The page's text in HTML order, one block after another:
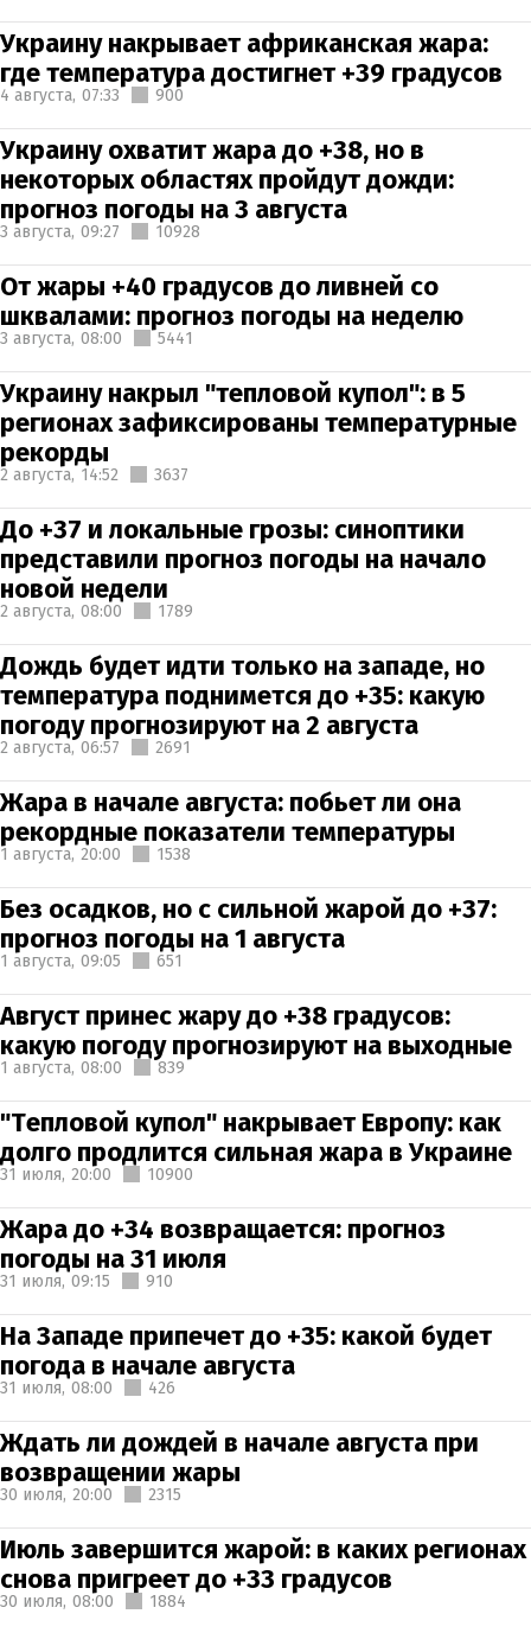
Украину накрывает африканская жара:
где температура достигнет +39 градусов
4 августа, 07:33 900
Украину охватит жара до +38, но в
некоторых областях пройдут дожди:
прогноз погоды на 3 августа
3 августа, 09:27 10928
От жары +40 градусов до ливней со
шквалами: прогноз погоды на неделю
3 августа, 08:00 5441
Украину накрыл "тепловой купол": в 5
регионах зафиксированы температурные
рекорды
2 августа, 14:52 3637
До +37 и локальные грозы: синоптики
представили прогноз погоды на начало
новой недели
2 августа, 08:00 1789
Дождь будет идти только на западе, но
температура поднимется до +35: какую
погоду прогнозируют на 2 августа
2 августа, 06:57 2691
Жара в начале августа: побьет ли она
рекордные показатели температуры
1 августа, 20:00 1538
Без осадков, но с сильной жарой до +37:
прогноз погоды на 1 августа
1 августа, 09:05 651
Август принес жару до +38 градусов:
какую погоду прогнозируют на выходные
1 августа, 08:00 839
"Тепловой купол" накрывает Европу: как
долго продлится сильная жара в Украине
31 июля, 20:00 10900
Жара до +34 возвращается: прогноз
погоды на 31 июля
31 июля, 09:15 910
На Западе припечет до +35: какой будет
погода в начале августа
31 июля, 08:00 426
Ждать ли дождей в начале августа при
возвращении жары
30 июля, 20:00 2315
Июль завершится жарой: в каких регионах
снова пригреет до +33 градусов
30 июля, 08:00 1884